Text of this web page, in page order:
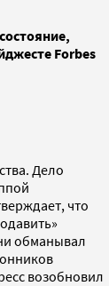
Forbes
Дело
что
обманывал
возобновил